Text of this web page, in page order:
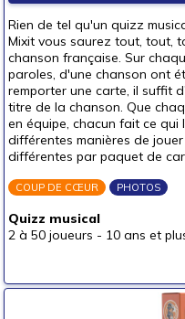
Rien de tel qu'un quizz
Mixit vous saurez tout, tout,
chanson française. Sur
paroles, d'une chanson ont
remporter une carte, il suffit
titre de la chanson. Que
en équipe, chacun fait ce
différentes manières de
différentes par paquet de
COUP DE CŒUR PHOTOS
Quizz musical
2 à 50 joueurs - 10 ans et